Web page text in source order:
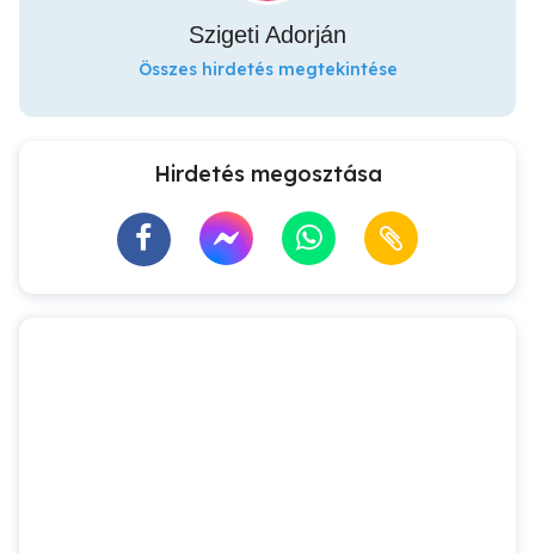
Szigeti Adorján
Összes hirdetés megtekintése
Hirdetés megosztása